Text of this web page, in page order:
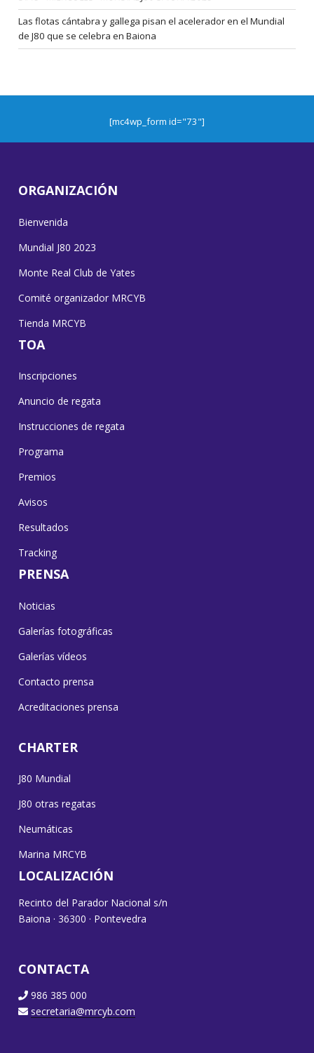
Las flotas cántabra y gallega pisan el acelerador en el Mundial
de J80 que se celebra en Baiona
[mc4wp_form id="73"]
ORGANIZACIÓN
Bienvenida
Mundial J80 2023
Monte Real Club de Yates
Comité organizador MRCYB
Tienda MRCYB
TOA
Inscripciones
Anuncio de regata
Instrucciones de regata
Programa
Premios
Avisos
Resultados
Tracking
PRENSA
Noticias
Galerías fotográficas
Galerías vídeos
Contacto prensa
Acreditaciones prensa
CHARTER
J80 Mundial
J80 otras regatas
Neumáticas
Marina MRCYB
LOCALIZACIÓN
Recinto del Parador Nacional s/n
Baiona · 36300 · Pontevedra
CONTACTA
986 385 000
secretaria@mrcyb.com